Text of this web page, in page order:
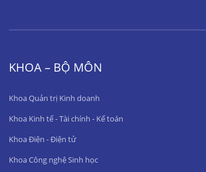
KHOA – BỘ MÔN
Khoa Quản trị Kinh doanh
Khoa Kinh tế - Tài chính - Kế toán
Khoa Điện - Điện tử
Khoa Công nghệ Sinh học